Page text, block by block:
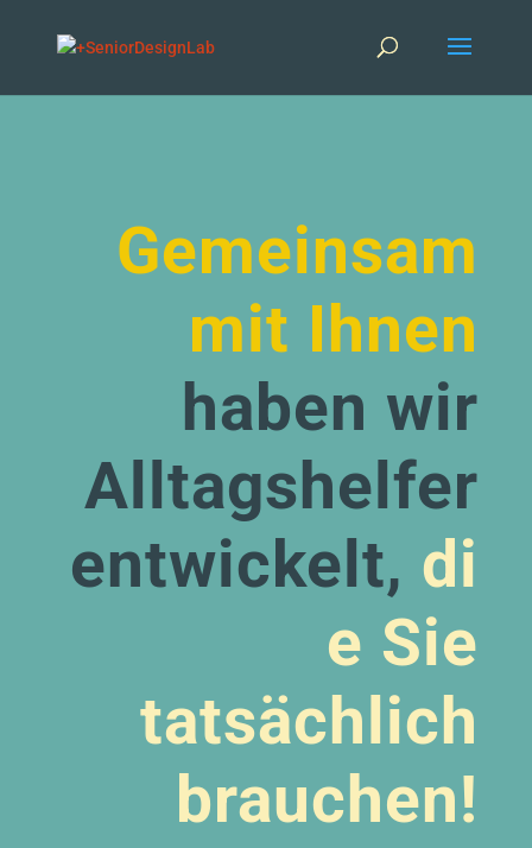
Gemeinsam
mit Ihnen
haben wir
Alltagshelfer
entwickelt, di
e Sie
tatsächlich
brauchen!